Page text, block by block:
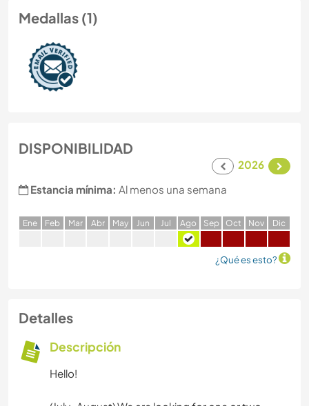
Medallas (1)
DISPONIBILIDAD
2026
Estancia mínima: Al menos una semana
Ene Feb Mar Abr May Jun Jul Ago Sep Oct Nov Dic
¿Qué es esto?
Detalles
Descripción
Hello!